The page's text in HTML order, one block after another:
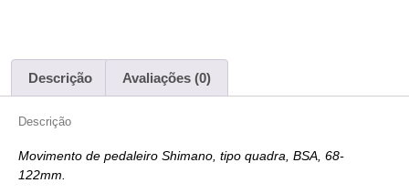
Descrição Avaliações (0)
Descrição
Movimento de pedaleiro Shimano, tipo quadra, BSA, 68-
122mm.